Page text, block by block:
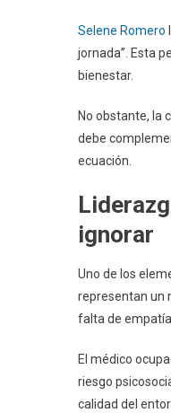
Selene Romero
jornada”. Esta
bienestar.
No obstante, la
debe
ecuación.
ignorar
Uno de los
representan un
falta de
El médico
riesgo
calidad del